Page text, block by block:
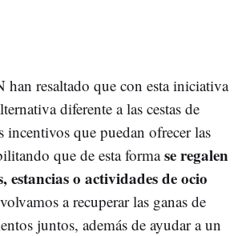
han resaltado que con esta iniciativa
diferente a las cestas de
que puedan ofrecer las
que de esta formase regalen
estancias o actividades de ocio
a recuperar las ganas de
juntos, además de ayudar a un